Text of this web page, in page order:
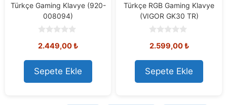
Türkçe Gaming Klavye (920-
008094)
o
t
o
f
5
2.449,00₺
Sepete Ekle
Türkçe RGB Gaming Klavye
(VIGOR GK30 TR)
o
t
o
f
5
2.599,00₺
Sepete Ekle